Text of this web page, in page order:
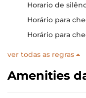
Horario de
Horário para
Horário para
ver todas as regras
Amenities